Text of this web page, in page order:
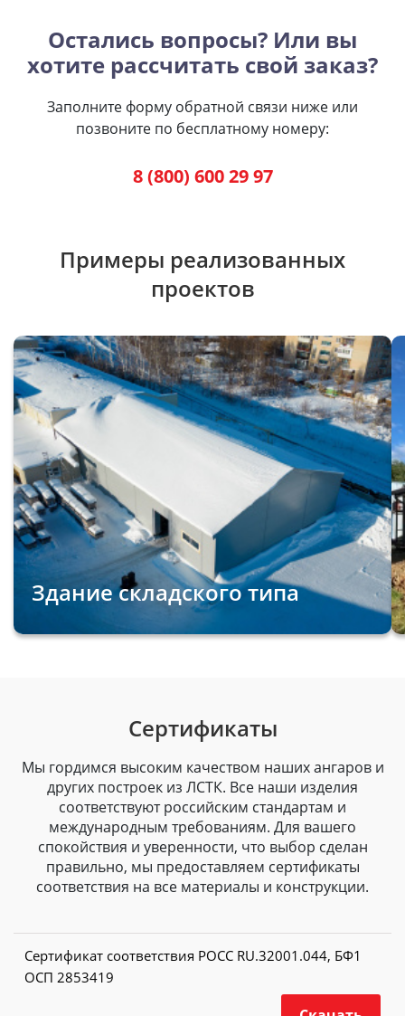
Остались вопросы? Или вы
хотите рассчитать свой заказ?
Заполните форму обратной связи ниже или
позвоните по бесплатному номеру:
8 (800) 600 29 97
Примеры реализованных
проектов
Здание складского типа
Сертификаты
Мы гордимся высоким качеством наших ангаров и
других построек из ЛСТК. Все наши изделия
соответствуют российским стандартам и
международным требованиям. Для вашего
спокойствия и уверенности, что выбор сделан
правильно, мы предоставляем сертификаты
соответствия на все материалы и конструкции.
Сертификат соответствия РОСС RU.32001.044, БФ1
ОСП 2853419